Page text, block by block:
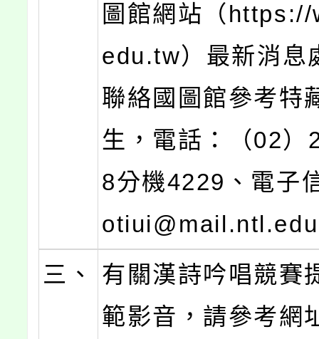
圖館網站（
edu.tw）最新消息
聯絡國圖館參考特
生，電話：（02
8分機4229、電子
三、
有關漢詩吟唱競賽
範影音，請參考網